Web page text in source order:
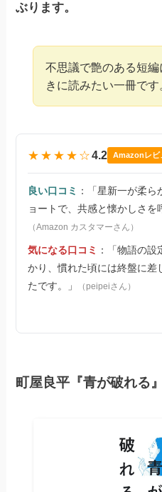
ぶります。
不思議で艶のある短編
きに読みたい一冊です
★★★★☆4.2 Amazonレビ
良い口コミ
：「星新一が柔
ョートで、共感と懐かしさを
（Amazon カスタマーさん）
気になる口コミ
：「物語の
かり、慣れた頃には終盤に差
たです。」
（peipeiさん）
町屋良平『青が破れる